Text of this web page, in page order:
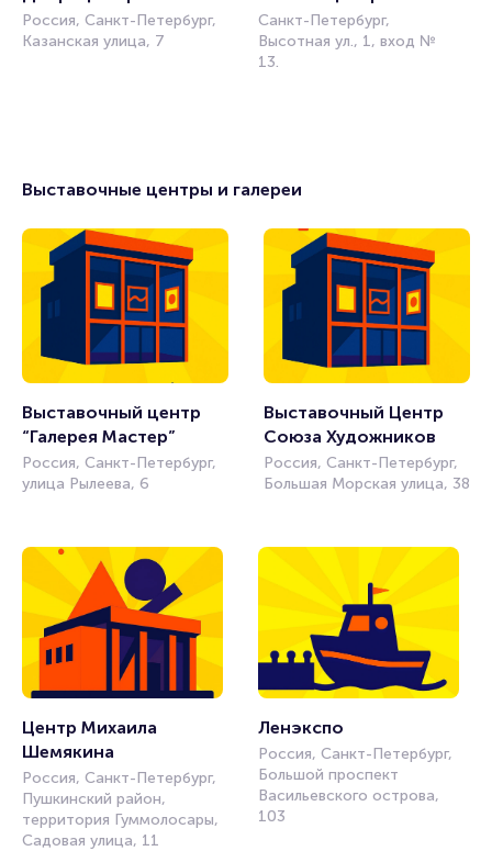
Россия, Санкт-Петербург,
Казанская улица, 7
Санкт-Петербург,
Высотная ул., 1, вход №
13.
Выставочные центры и галереи
Выставочный центр
“Галерея Мастер”
Россия, Санкт-Петербург,
улица Рылеева, 6
Выставочный Центр
Союза Художников
Россия, Санкт-Петербург,
Большая Морская улица, 38
Центр Михаила
Шемякина
Россия, Санкт-Петербург,
Пушкинский район,
территория Гуммолосары,
Садовая улица, 11
Ленэкспо
Россия, Санкт-Петербург,
Большой проспект
Васильевского острова,
103